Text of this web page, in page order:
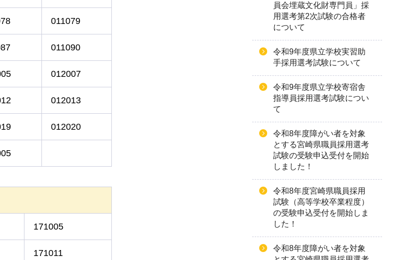
011079
011090
012007
012013
012020
171005
171011
員会埋蔵文化財専門員」採
用選考第2次試験の合格者
について
令和9年度県立学校実習助
手採用選考試験について
令和9年度県立学校寄宿舎
指導員採用選考試験につい
て
令和8年度障がい者を対象
とする宮崎県職員採用選考
試験の受験申込受付を開始
しました！
令和8年度宮崎県職員採用
試験（高等学校卒業程度）
の受験申込受付を開始しま
した！
令和8年度障がい者を対象